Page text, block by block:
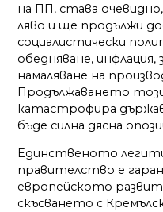
на ПП, става
ляво и ще продължи
социалистически
обедняване, инфлация,
намаляване на
Продължаването
катастрофира
бъде силна дясна
Единственото
правителство е
европейското
скъсването с